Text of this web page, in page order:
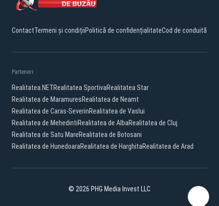
ContactTermeni și condițiiPolitică de confidențialitateCod de conduită
Parteneri:
Realitatea.NETRealitatea SportivaRealitatea Star
Realitatea de MaramuresRealitatea de Neamt
Realitatea de Caras-SeverinRealitatea de Vaslui
Realitatea de MehedintiRealitatea de AlbaRealitatea de Cluj
Realitatea de Satu MareRealitatea de Botosani
Realitatea de HunedoaraRealitatea de HarghitaRealitatea de Arad
© 2026 PHG Media Invest LLC